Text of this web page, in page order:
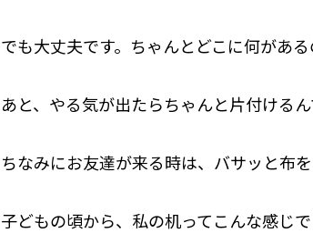
でも大丈夫です。ちゃんとどこに何があ
あと、やる気が出たらちゃんと片付けるん
ちなみにお友達が来る時は、バサッと布を
子どもの頃から、私の机ってこんな感じで